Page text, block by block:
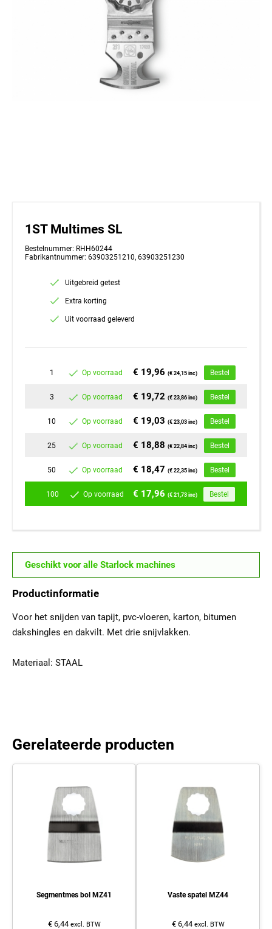
1ST Multimes SL
Bestelnummer: RHH60244
Fabrikantnummer: 63903251210, 63903251230
Uitgebreid getest
Extra korting
Uit voorraad geleverd
1 Op voorraad € 19,96(€ 24,15 inc) Bestel
3 Op voorraad € 19,72(€ 23,86 inc) Bestel
10 Op voorraad € 19,03(€ 23,03 inc) Bestel
25 Op voorraad € 18,88(€ 22,84 inc) Bestel
50 Op voorraad € 18,47(€ 22,35 inc) Bestel
100 Op voorraad € 17,96(€ 21,73 inc) Bestel
Geschikt voor alle Starlock machines
Productinformatie
Voor het snijden van tapijt, pvc-vloeren, karton, bitumen
dakshingles en dakvilt. Met drie snijvlakken.
Materiaal: STAAL
Gerelateerde producten
Segmentmes bol MZ41
€ 6,44 excl. BTW
Vaste spatel MZ44
€ 6,44 excl. BTW